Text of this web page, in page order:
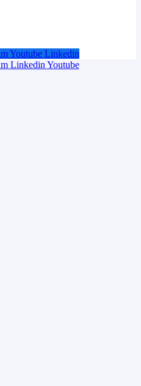
Youtube Linkedin
Linkedin Youtube